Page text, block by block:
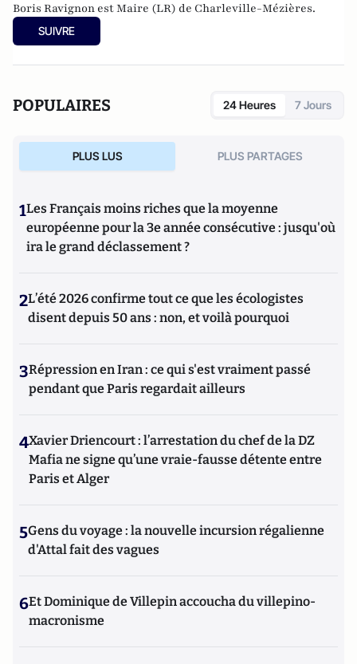
Boris Ravignon est Maire (LR) de Charleville-Mézières.
SUIVRE
POPULAIRES 24 Heures 7 Jours
PLUS LUS PLUS PARTAGES
1Les Français moins riches que la moyenne
européenne pour la 3e année consécutive : jusqu'où
ira le grand déclassement ?
2L’été 2026 confirme tout ce que les écologistes
disent depuis 50 ans : non, et voilà pourquoi
3Répression en Iran : ce qui s'est vraiment passé
pendant que Paris regardait ailleurs
4Xavier Driencourt : l’arrestation du chef de la DZ
Mafia ne signe qu’une vraie-fausse détente entre
Paris et Alger
5Gens du voyage : la nouvelle incursion régalienne
d'Attal fait des vagues
6Et Dominique de Villepin accoucha du villepino-
macronisme